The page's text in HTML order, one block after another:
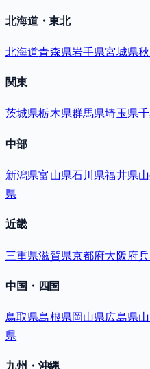
北海道・東北
北海道青森県岩手県宮城県
関東
茨城県栃木県群馬県埼玉県
中部
新潟県富山県石川県福井県
県
近畿
三重県滋賀県京都府大阪府
中国・四国
鳥取県島根県岡山県広島県
県
九州・沖縄